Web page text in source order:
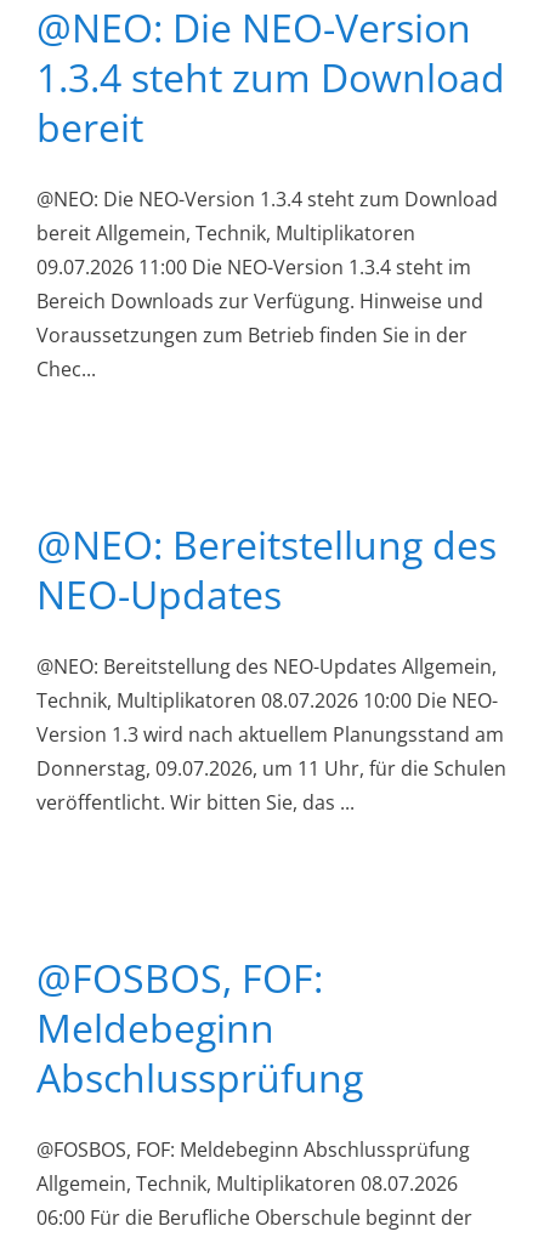
@NEO: Die NEO-Version
1.3.4 steht zum Download
bereit
@NEO: Die NEO-Version 1.3.4 steht zum Download
bereit Allgemein, Technik, Multiplikatoren
09.07.2026 11:00 Die NEO-Version 1.3.4 steht im
Bereich Downloads zur Verfügung. Hinweise und
Voraussetzungen zum Betrieb finden Sie in der
Chec...
@NEO: Bereitstellung des
NEO-Updates
@NEO: Bereitstellung des NEO-Updates Allgemein,
Technik, Multiplikatoren 08.07.2026 10:00 Die NEO-
Version 1.3 wird nach aktuellem Planungsstand am
Donnerstag, 09.07.2026, um 11 Uhr, für die Schulen
veröffentlicht. Wir bitten Sie, das ...
@FOSBOS, FOF:
Meldebeginn
Abschlussprüfung
@FOSBOS, FOF: Meldebeginn Abschlussprüfung
Allgemein, Technik, Multiplikatoren 08.07.2026
06:00 Für die Berufliche Oberschule beginnt der